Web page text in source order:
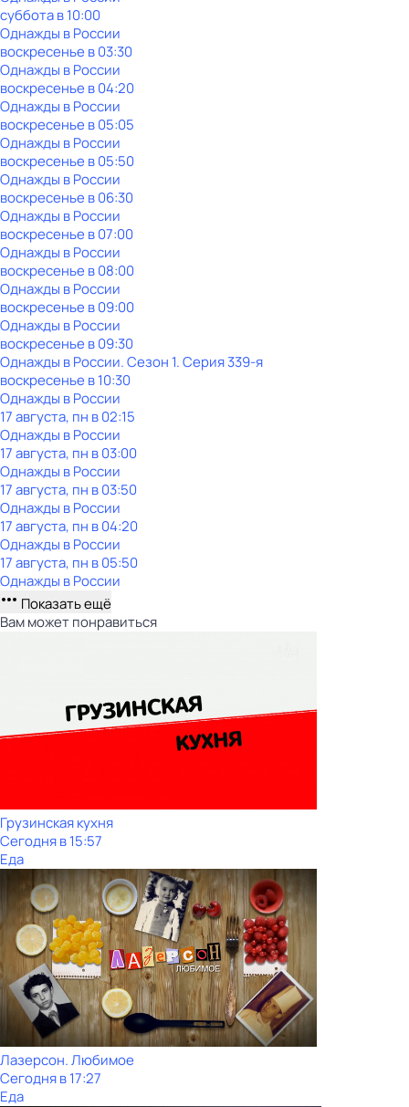
субботав10:00
Однажды в России
воскресенье в03:30
Однажды в России
воскресенье в04:20
Однажды в России
воскресенье в05:05
Однажды в России
воскресенье в05:50
Однажды в России
воскресенье в06:30
Однажды в России
воскресенье в07:00
Однажды в России
воскресенье в08:00
Однажды в России
воскресенье в09:00
Однажды в России
воскресенье в09:30
Однажды в России. Сезон 1. Серия 339-я
воскресенье в10:30
Однажды в России
17 августа, пн в 02:15
Однажды в России
17 августа, пн в 03:00
Однажды в России
17 августа, пн в 03:50
Однажды в России
17 августа, пн в 04:20
Однажды в России
17 августа, пн в 05:50
Однажды в России
Показать ещё
Вам может понравиться
Грузинская кухня
Сегодня в 15:57
Еда
Лазерсон. Любимое
Сегодня в 17:27
Еда